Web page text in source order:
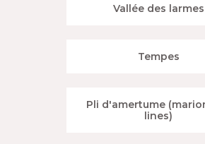
Vallée des larmes
Tempes
Pli d'amertume
lines)